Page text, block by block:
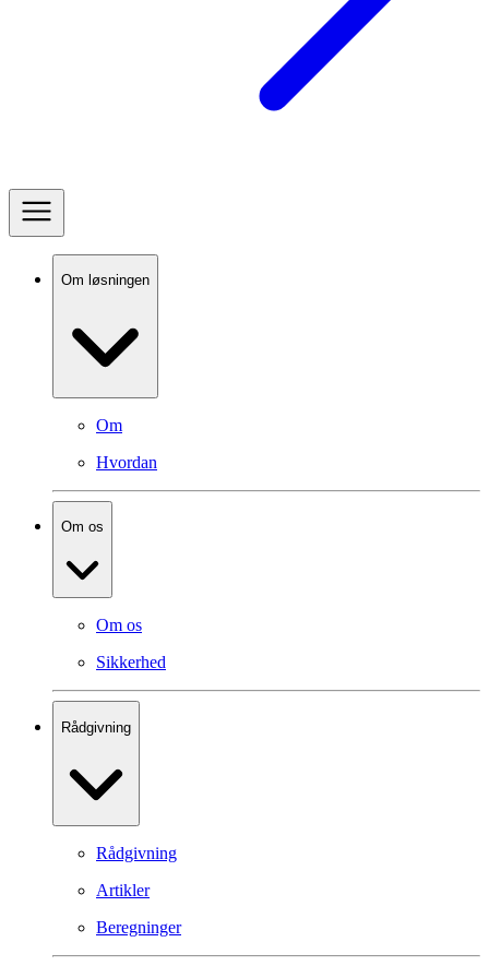
Om løsningen
Om
Hvordan
Om os
Om os
Sikkerhed
Rådgivning
Rådgivning
Artikler
Beregninger